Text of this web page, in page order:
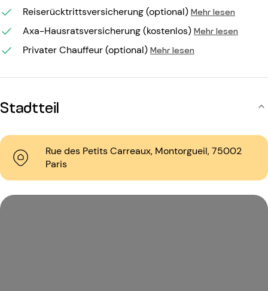
Reiserücktrittsversicherung (optional) Mehr lesen
Axa-Hausratsversicherung (kostenlos) Mehr lesen
Privater Chauffeur (optional) Mehr lesen
Stadtteil
Rue des Petits Carreaux, Montorgueil, 75002
Paris